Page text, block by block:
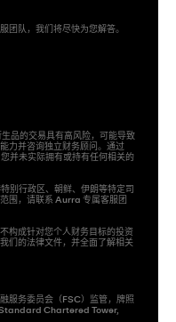
团队，我们将尽快为您解答。
品的交易具有高风险，可能导致
力并咨询独立财务顾问。通过
并未实际拥有或持有任何相关的
别行政区、朝鲜、伊朗等特定司
围，请联系 Aurra 专属客服团
构成针对您个人财务目标的投资
们的法律文件，并全面了解相关
务委员会（FSC）监管，牌照
Standard Chartered Tower,